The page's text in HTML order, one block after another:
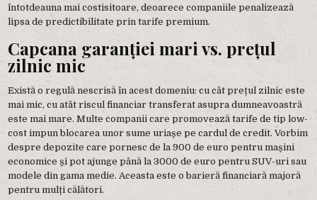
întotdeauna mai costisitoare, deoarece companiile penalizează
lipsa de predictibilitate prin tarife premium.
Capcana garanției mari vs. prețul
zilnic mic
Există o regulă nescrisă în acest domeniu: cu cât prețul zilnic este
mai mic, cu atât riscul financiar transferat asupra dumneavoastră
este mai mare. Multe companii care promovează tarife de tip low-
cost impun blocarea unor sume uriașe pe cardul de credit. Vorbim
despre depozite care pornesc de la 900 de euro pentru mașini
economice și pot ajunge până la 3000 de euro pentru SUV-uri sau
modele din gama medie. Aceasta este o barieră financiară majoră
pentru mulți călători.